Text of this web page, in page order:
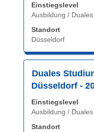
Einstiegslevel
Ausbildung /
Standort
Düsseldorf
um
die
vollständig
Duales
Düsseldorf -
Einstiegslevel
Ausbildung /
Standort
Drücken
Sie
Leertaste,
um
die